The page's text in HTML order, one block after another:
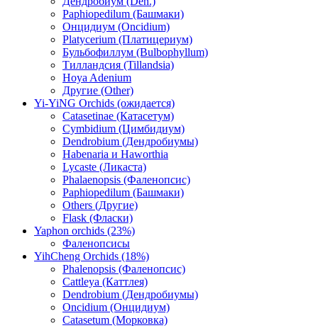
Paphiopedilum (Башмаки)
Онцидиум (Oncidium)
Platycerium (Платицериум)
Бульбофиллум (Bulbophyllum)
Тилландсия (Tillandsia)
Hoya Adenium
Другие (Other)
Yi-YiNG Orchids (ожидается)
Catasetinae (Катасетум)
Cymbidium (Цимбидиум)
Dendrobium (Дендробиумы)
Habenaria и Haworthia
Lycaste (Ликаста)
Phalaenopsis (Фаленопсис)
Paphiopedilum (Башмаки)
Others (Другие)
Flask (Фласки)
Yaphon orchids (23%)
Фаленопсисы
YihCheng Orchids (18%)
Phalenopsis (Фаленопсис)
Cattleya (Каттлея)
Dendrobium (Дендробиумы)
Oncidium (Онцидиум)
Catasetum (Морковка)